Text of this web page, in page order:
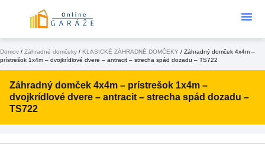
Domov / Záhradné domčeky / KLASICKÉ ZÁHRADNÉ DOMČEKY / Záhradný domček 4x4m –
prístrešok 1x4m – dvojkrídlové dvere – antracit – strecha spád dozadu – TS722
Záhradný domček 4x4m – prístrešok 1x4m –
dvojkrídlové dvere – antracit – strecha spád dozadu –
TS722